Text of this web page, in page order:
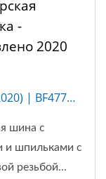
-
2020
| BF477M
шина с
и шпильками с
резьбой...